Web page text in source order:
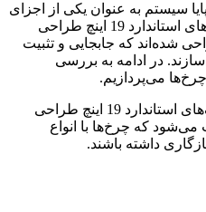
دار پایا سیستم به عنوان یکی از اجزای
اساسی و کاربردی در صنعت رک‌های استاندارد 19 اینچ طراحی
شده‌اند که جابجایی و تثبیت
در ادامه به بررسی
می‌پردازیم.
این چرخ‌ها به طور خاص برای رک‌های استاندارد 19 اینچ طراحی
می‌شود که چرخ‌ها با انواع
داشته باشند.